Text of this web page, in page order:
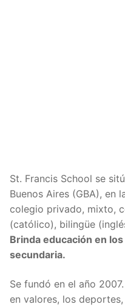
St. Francis School se
Buenos Aires (GBA), en
colegio privado, mixto,
(católico), bilingüe
Brinda educación en
secundaria.
Se fundó en el año
en valores, los